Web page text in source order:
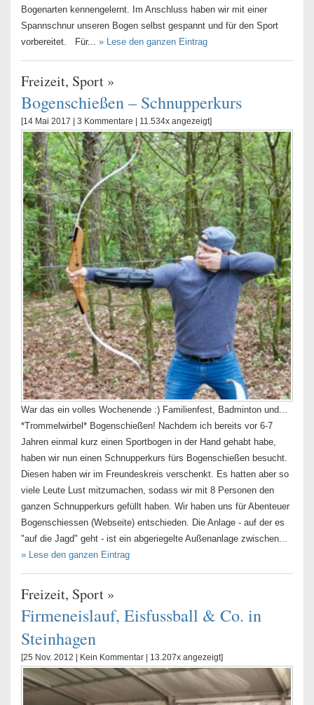
Bogenarten kennengelernt. Im Anschluss haben wir mit einer
Spannschnur unseren Bogen selbst gespannt und für den Sport
vorbereitet. Für... » Lese den ganzen Eintrag
Freizeit, Sport »
Bogenschießen – Schnupperkurs
[14 Mai 2017 | 3 Kommentare | 11.534x angezeigt]
War das ein volles Wochenende :) Familienfest, Badminton und...
*Trommelwirbel* Bogenschießen! Nachdem ich bereits vor 6-7
Jahren einmal kurz einen Sportbogen in der Hand gehabt habe,
haben wir nun einen Schnupperkurs fürs Bogenschießen besucht.
Diesen haben wir im Freundeskreis verschenkt. Es hatten aber so
viele Leute Lust mitzumachen, sodass wir mit 8 Personen den
ganzen Schnupperkurs gefüllt haben. Wir haben uns für Abenteuer
Bogenschiessen (Webseite) entschieden. Die Anlage - auf der es
"auf die Jagd" geht - ist ein abgeriegelte Außenanlage zwischen...
» Lese den ganzen Eintrag
Freizeit, Sport »
Firmeneislauf, Eisfussball & Co. in
Steinhagen
[25 Nov. 2012 | Kein Kommentar | 13.207x angezeigt]